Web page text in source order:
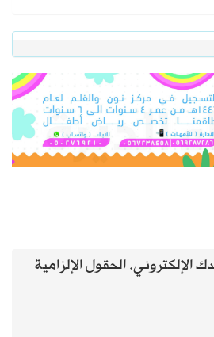
الإلكتروني.الحقول الإلزامية